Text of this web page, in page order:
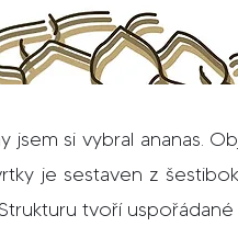
jsem si vybral ananas.
je sestaven z
tvoří